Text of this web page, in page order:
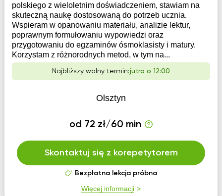
polskiego z wieloletnim doświadczeniem, stawiam na
skuteczną naukę dostosowaną do potrzeb ucznia.
Wspieram w opanowaniu materiału, analizie lektur,
poprawnym formułowaniu wypowiedzi oraz
przygotowaniu do egzaminów ósmoklasisty i matury.
Korzystam z różnorodnych metod, w tym na...
Najbliższy wolny termin:jutro o 12:00
Olsztyn
od 72 zł/60 min
Skontaktuj się z korepetytorem
Bezpłatna lekcja próbna
Więcej informacji